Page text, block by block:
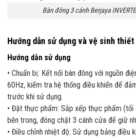
Bàn đông 3 cánh Berjaya
Hướng dẫn sử dụng và vệ sinh thiết
Hướng dẫn sử dụng
• Chuẩn bị: Kết nối bàn đông với nguồn
60Hz, kiểm tra hệ thống điều khiển để
trước khi sử dụng.
• Đặt thực phẩm: Sắp xếp thực phẩm (tối
bên trong, đóng chặt 3 cánh cửa để giữ
• Điều chỉnh nhiệt độ: Sử dụng bảng điều